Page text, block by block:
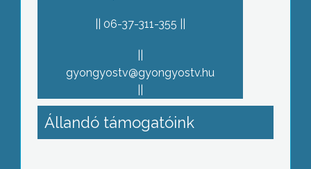
06-37-311-355
gyongyostv@gyongyostv.hu
Állandó támogatóink